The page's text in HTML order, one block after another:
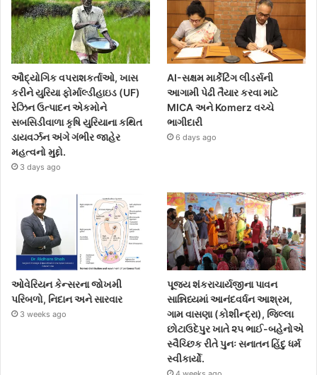
ઔદ્યોગિક વપરાશકર્તાઓ, ખાસ
કરીને યુરિયા ફોર્માલ્ડીહાઇડ (UF)
રેઝિન ઉત્પાદન એકમોને
સબસિડીવાળા કૃષિ યુરિયાના કથિત
ડાયવર્ઝન અંગે ગંભીર જાહેર
મહત્વનો મુદ્દો.
3 days ago
AI-સક્ષમ માર્કેટિંગ લીડર્સની
આગામી પેઢી તૈયાર કરવા માટે
MICA અને Komerz વચ્ચે
ભાગીદારી
6 days ago
ઓવેરિયન કેન્સરના જોખમી
પરિબળો, નિદાન અને સારવાર
3 weeks ago
પૂજ્ય શંકરાચાર્યજીના પાવન
સાન્નિધ્યમાં આનંદવર્ધન આશ્રમ,
ગામ વાસણા (કોશીન્દ્રા), જિલ્લા
છોટાઉદેપુર ખાતે ૨૫ ભાઈ-બહેનોએ
સ્વૈચ્છિક રીતે પુનઃ સનાતન હિંદુ ધર્મ
સ્વીકાર્યો.